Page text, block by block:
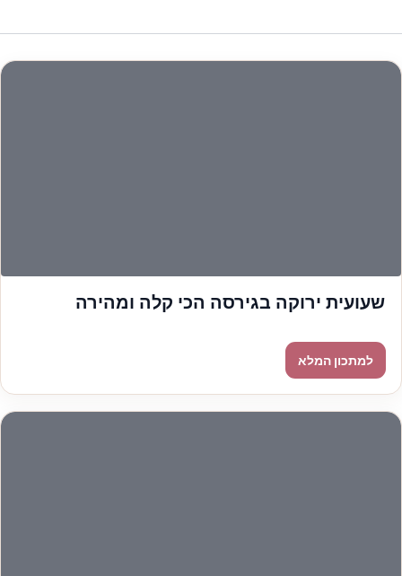
שעועית ירוקה בגירסה הכי קלה ומהירה